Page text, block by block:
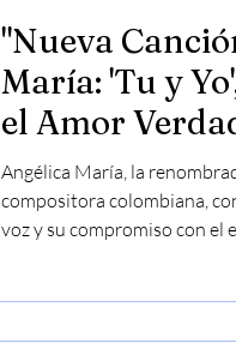
"Nueva
María: 'Tu y
el Amor
Angélica María, la
compositora colombiana,
voz y su compromiso con el